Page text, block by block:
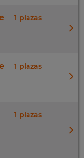
1
1
1